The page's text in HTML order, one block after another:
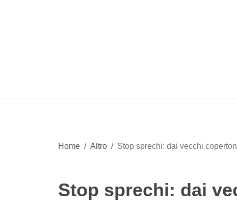
Home / Altro / Stop sprechi: dai vecchi
Stop sprechi: dai